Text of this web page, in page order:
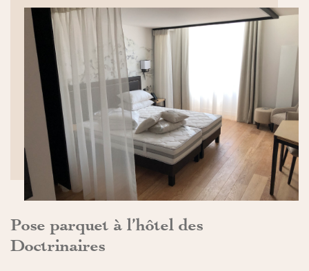
Pose parquet à l’hôtel des
Doctrinaires
DÉCOUVRIR>>